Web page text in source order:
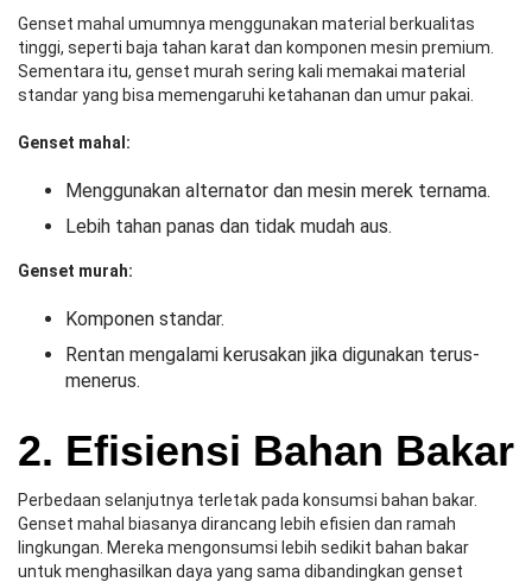
Genset mahal umumnya menggunakan material berkualitas
tinggi, seperti baja tahan karat dan komponen mesin premium.
Sementara itu, genset murah sering kali memakai material
standar yang bisa memengaruhi ketahanan dan umur pakai.
Genset mahal:
Menggunakan alternator dan mesin merek ternama.
Lebih tahan panas dan tidak mudah aus.
Genset murah:
Komponen standar.
Rentan mengalami kerusakan jika digunakan terus-
menerus.
2. Efisiensi Bahan Bakar
Perbedaan selanjutnya terletak pada konsumsi bahan bakar.
Genset mahal biasanya dirancang lebih efisien dan ramah
lingkungan. Mereka mengonsumsi lebih sedikit bahan bakar
untuk menghasilkan daya yang sama dibandingkan genset